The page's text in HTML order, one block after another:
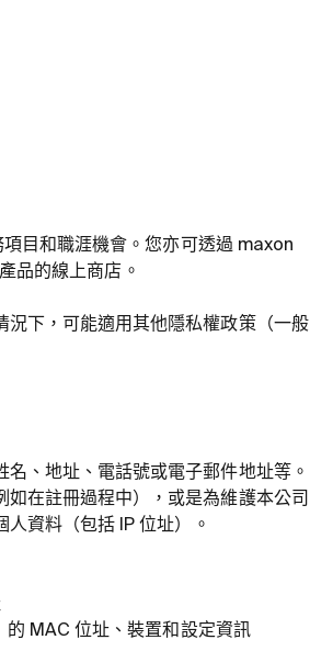
目和職涯機會。您亦可透過 maxon
品的線上商店。
下，可能適用其他隱私權政策（一般
、地址、電話號或電子郵件地址等。
在註冊過程中），或是為維護本公司
資料（包括 IP 位址）。
的 MAC 位址、裝置和設定資訊